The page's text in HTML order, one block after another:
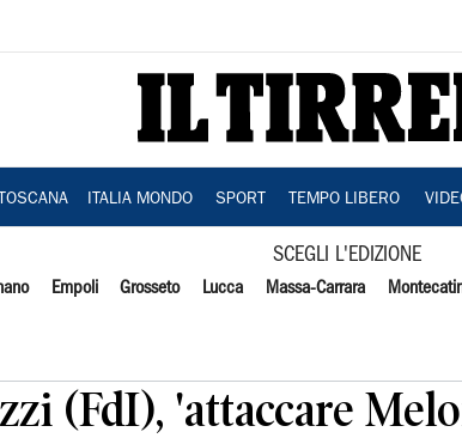
TOSCANA ITALIA MONDO SPORT TEMPO LIBERO
SCEGLI L'EDIZIONE
Empoli Grosseto Lucca Massa-Carrara
(FdI), 'attaccare